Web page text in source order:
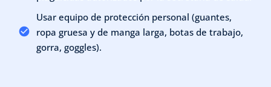
Usar equipo de protección personal (guantes,
ropa gruesa y de manga larga, botas de trabajo,
gorra, goggles).